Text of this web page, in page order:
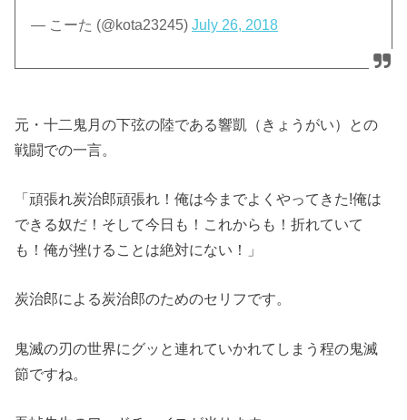
— こーた (@kota23245)July 26, 2018
元・十二鬼月の下弦の陸である響凱（きょうがい）との
戦闘での一言。
「頑張れ炭治郎頑張れ！俺は今までよくやってきた!俺は
できる奴だ！そして今日も！これからも！折れていて
も！俺が挫けることは絶対にない！」
炭治郎による炭治郎のためのセリフです。
鬼滅の刃の世界にグッと連れていかれてしまう程の鬼滅
節ですね。